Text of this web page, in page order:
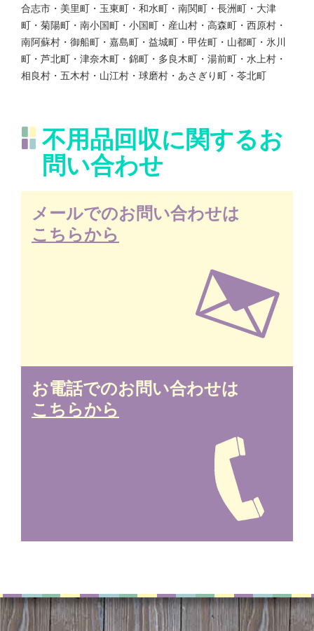
合志市・美里町・玉東町・和水町・南関町・長洲町・大津
町・菊陽町・南小国町・小国町・産山村・高森町・西原村・
南阿蘇村・御船町・嘉島町・益城町・甲佐町・山都町・氷川
町・芦北町・津奈木町・錦町・多良木町・湯前町・水上村・
相良村・五木村・山江村・球磨村・あさぎり町・苓北町
不用品回収に関するお
問い合わせ
メールでのお問い合わせは
こちらから
お電話でのお問い合わせは
こちらから